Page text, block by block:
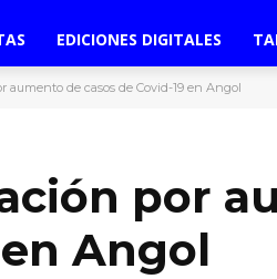
EDICIONES DIGITALES
aumento de casos de Covid-19 en Angol
por
Angol